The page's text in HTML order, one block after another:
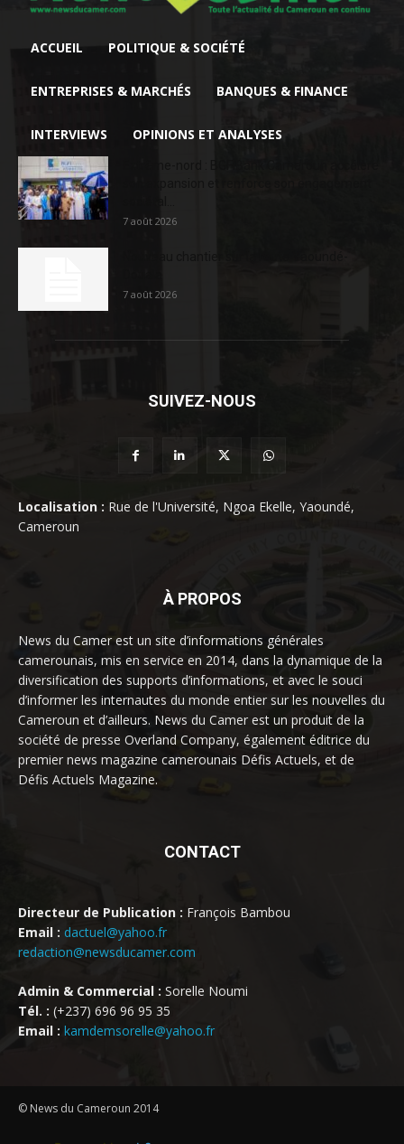
ACCUEIL POLITIQUE & SOCIÉTÉ
ENTREPRISES & MARCHÉS BANQUES & FINANCE
INTERVIEWS OPINIONS ET ANALYSES
7 août 2026
7 août 2026
SUIVEZ-NOUS
Localisation : Rue de l'Université, Ngoa Ekelle, Yaoundé,
Cameroun
À PROPOS
News du Camer est un site d’informations générales
camerounais, mis en service en 2014, dans la dynamique de la
diversification des supports d’informations, et avec le souci
d’informer les internautes du monde entier sur les nouvelles du
Cameroun et d’ailleurs. News du Camer est un produit de la
société de presse Overland Company, également éditrice du
premier news magazine camerounais Défis Actuels, et de
Défis Actuels Magazine.
CONTACT
Directeur de Publication : François Bambou
Email : dactuel@yahoo.fr
redaction@newsducamer.com
Admin & Commercial : Sorelle Noumi
Tél. : (+237) 696 96 95 35
Email : kamdemsorelle@yahoo.fr
© News du Cameroun 2014